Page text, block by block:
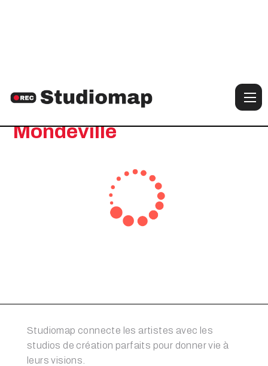
Notre sélection de studios à :
Mondeville
Studiomap connecte les artistes avec les
studios de création parfaits pour donner vie à
leurs visions.